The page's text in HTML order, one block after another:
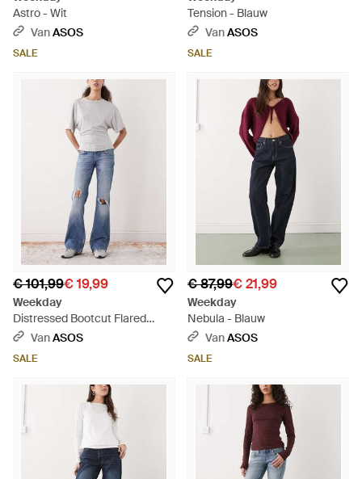
Astro - Wit
VanASOS
SALE
Tension - Blauw
VanASOS
SALE
€ 101,99€ 19,99
Weekday
Distressed Bootcut Flared
Jeans - Blauw
VanASOS
SALE
€ 87,99€ 21,99
Weekday
Nebula - Blauw
VanASOS
SALE